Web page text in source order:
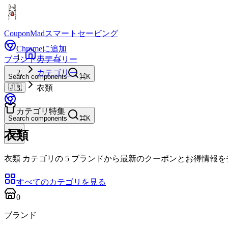
CouponMadスマートセービング
Chromeに追加
ブランドカテゴリー
Search components
⌘K
🇯🇵
Search components ⌘K
ホーム
カテゴリー
衣類
カテゴリ特集
衣類
衣類 カテゴリの 5 ブランドから最新のクーポンとお得情報を
すべてのカテゴリを見る
0
ブランド